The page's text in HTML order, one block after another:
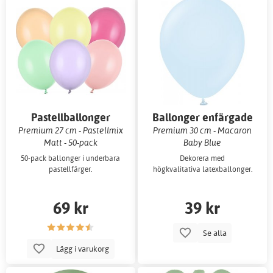
Pastellballonger
Premium 27 cm - Pastellmix
Matt - 50-pack
50-pack ballonger i underbara
pastellfärger.
69 kr
Lägg i varukorg
Ballonger enfärgade
Premium 30 cm - Macaron
Baby Blue
Dekorera med
högkvalitativa latexballonger.
39 kr
Se alla